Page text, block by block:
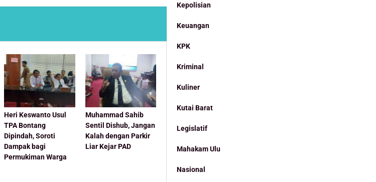
Heri Keswanto Usul
TPA Bontang
Dipindah, Soroti
Dampak bagi
Permukiman Warga
Muhammad Sahib
Sentil Dishub, Jangan
Kalah dengan Parkir
Liar Kejar PAD
Kepolisian
Keuangan
KPK
Kriminal
Kuliner
Kutai Barat
Legislatif
Mahakam Ulu
Nasional